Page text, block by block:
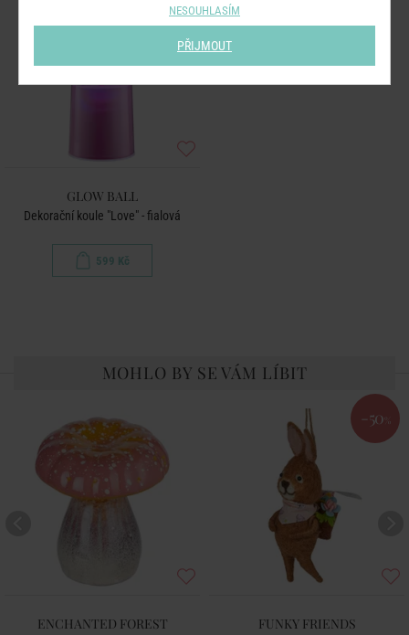
GLOW BALL
Dekorační koule "Love" - fialová
599 Kč
MOHLO BY SE VÁM LÍBIT
ENCHANTED FOREST
-50 %
FUNKY FRIENDS
NESOUHLASÍM
PŘIJMOUT